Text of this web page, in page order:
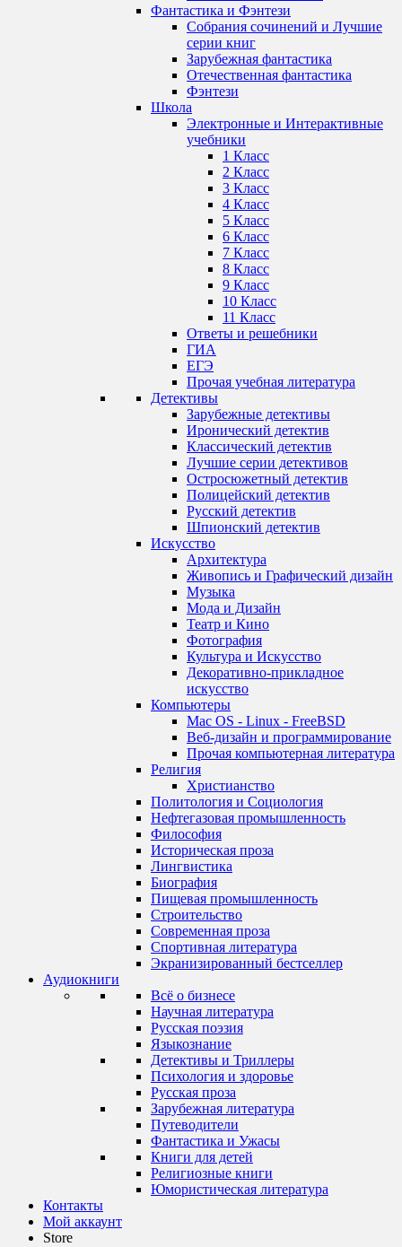
Фантастика и Фэнтези
Собрания сочинений и Лучшие
серии книг
Зарубежная фантастика
Отечественная фантастика
Фэнтези
Школа
Электронные и Интерактивные
учебники
1 Класс
2 Класс
3 Класс
4 Класс
5 Класс
6 Класс
7 Класс
8 Класс
9 Класс
10 Класс
11 Класс
Ответы и решебники
ГИА
ЕГЭ
Прочая учебная литература
Детективы
Зарубежные детективы
Иронический детектив
Классический детектив
Лучшие серии детективов
Остросюжетный детектив
Полицейский детектив
Русский детектив
Шпионский детектив
Искусство
Архитектура
Живопись и Графический дизайн
Музыка
Мода и Дизайн
Театр и Кино
Фотография
Культура и Искусство
Декоративно-прикладное
искусство
Компьютеры
Mac OS - Linux - FreeBSD
Веб-дизайн и программирование
Прочая компьютерная литература
Религия
Христианство
Политология и Социология
Нефтегазовая промышленность
Философия
Историческая проза
Лингвистика
Биография
Пищевая промышленность
Строительство
Современная проза
Спортивная литература
Экранизированный бестселлер
Аудиокниги
Всё о бизнесе
Научная литература
Русская поэзия
Языкознание
Детективы и Триллеры
Психология и здоровье
Русская проза
Зарубежная литература
Путеводители
Фантастика и Ужасы
Книги для детей
Религиозные книги
Юмористическая литература
Контакты
Мой аккаунт
Store